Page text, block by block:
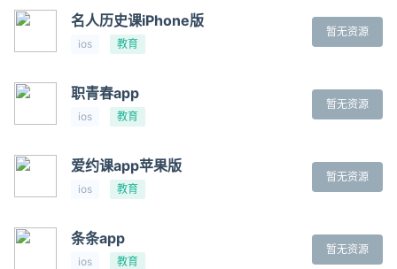
名人历史课iPhone版
ios 教育
暂无资源
职青春app
ios 教育
暂无资源
爱约课app苹果版
ios 教育
暂无资源
条条app
ios 教育
暂无资源